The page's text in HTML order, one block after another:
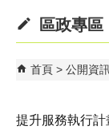
區政專區
首頁 公開資
提升服務執行計